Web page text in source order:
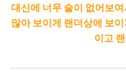
대신에 너무 숱이 없어보
많아 보이게 랜더상에 보
이고